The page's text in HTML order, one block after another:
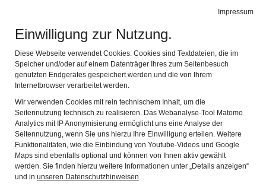
Impressum
Einwilligung zur Nutzung.
Diese Webseite verwendet Cookies. Cookies sind Textdateien, die im
Speicher und/oder auf einem Datenträger Ihres zum Seitenbesuch
genutzten Endgerätes gespeichert werden und die von Ihrem
Internetbrowser verarbeitet werden.
Wir verwenden Cookies mit rein technischem Inhalt, um die
Seitennutzung technisch zu realisieren. Das Webanalyse-Tool Matomo
Analytics mit IP Anonymisierung ermöglicht uns eine Analyse der
Seitennutzung, wenn Sie uns hierzu Ihre Einwilligung erteilen. Weitere
Funktionalitäten, wie die Einbindung von Youtube-Videos und Google
Maps sind ebenfalls optional und können von Ihnen aktiv gewählt
werden. Sie finden hierzu weitere Informationen unter „Details anzeigen“
und in unseren Datenschutzhinweisen.